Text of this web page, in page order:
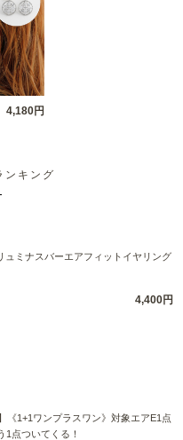
4,180円
ンキング
ュミナスバーエアフィットイヤリング
4,400円
《1+1ワンプラスワン》対象エアE1点
1点ついてくる！